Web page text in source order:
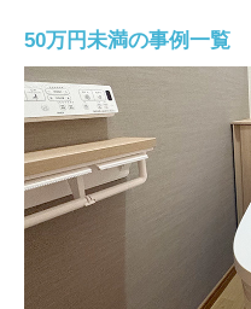
50万円未満の事例一覧